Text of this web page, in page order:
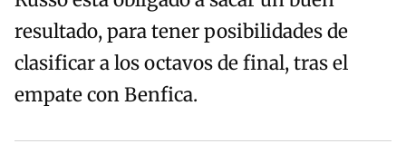
resultado, para tener posibilidades de
clasificar a los octavos de final, tras el
empate con Benfica.